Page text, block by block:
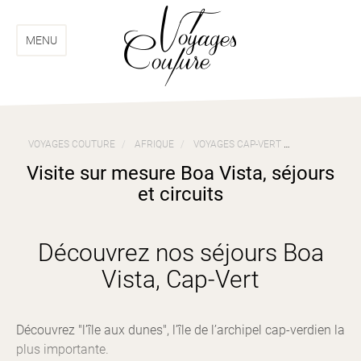
menu
contenuMENU
VOYAGES COUTURE AFRIQUE VOYAGES CAP-VERT
Visite sur mesure Boa Vista, séjours
et circuits
Découvrez nos séjours Boa
Vista, Cap-Vert
Découvrez "l’île aux dunes", l’île de l’archipel cap-verdien la
plus importante.